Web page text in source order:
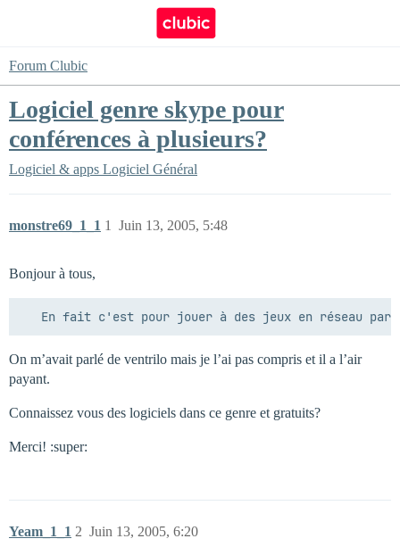
Forum Clubic
Logiciel genre skype pour
conférences à plusieurs?
Logiciel & apps Logiciel Général
monstre69_1_1 Juin 13, 2005, 5:48
1
Bonjour à tous,
On m’avait parlé de ventrilo mais je l’ai pas compris et il a l’air
payant.
Connaissez vous des logiciels dans ce genre et gratuits?
Merci! :super:
Yeam_1_1 Juin 13, 2005, 6:20
2